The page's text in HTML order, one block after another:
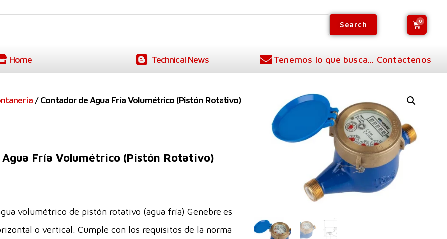
Search
Home Technical News Tenemos lo que busca... Contáctenos
/ Contador de Agua Fría Volumétrico (Pistón Rotativo)
Agua Fría Volumétrico (Pistón Rotativo)
volumétrico de pistón rotativo (agua fría) Genebre es
o vertical. Cumple con los requisitos de la norma